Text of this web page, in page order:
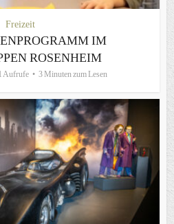
Freizeit
IM
ROSENHEIM
Aufrufe 3 Minuten zum Lesen